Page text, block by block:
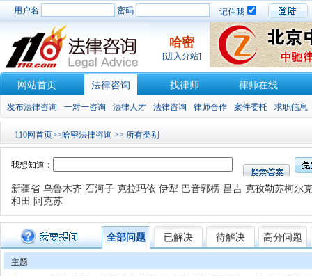
用户名 密码 记住我
哈密
[进入分站]
网站首页 法律咨询 找律师 律师在线
发布法律咨询 一对一咨询 法律人才 法律咨询 律师合作 案件委托 求职信息
110网首页>>哈密法律咨询 >> 所有类别
我想知道：
新疆省 乌鲁木齐 石河子 克拉玛依 伊犁 巴音郭楞 昌吉 克孜勒苏柯尔
和田 阿克苏
全部问题 已解决 待解决 高分问题
主题